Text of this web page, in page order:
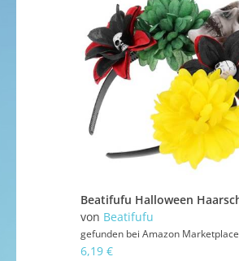
von Beatifufu
gefunden bei Amazon Marketplace
6,19 €